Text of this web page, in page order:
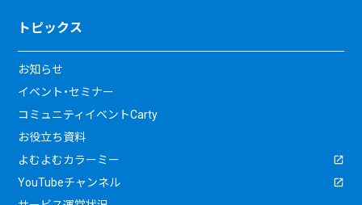
トピックス
お知らせ
イベント・セミナー
コミュニティイベントCarty
お役立ち資料
よむよむカラーミー
YouTubeチャンネル